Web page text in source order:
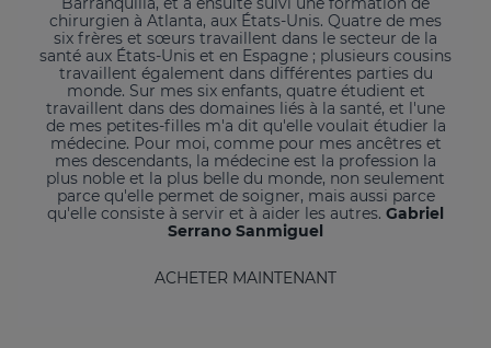
chirurgien à Atlanta, aux États-Unis. Quatre de mes
six frères et sœurs travaillent dans le secteur de la
santé aux États-Unis et en Espagne ; plusieurs cousins
travaillent également dans différentes parties du
monde. Sur mes six enfants, quatre étudient et
travaillent dans des domaines liés à la santé, et l'une
de mes petites-filles m'a dit qu'elle voulait étudier la
médecine. Pour moi, comme pour mes ancêtres et
mes descendants, la médecine est la profession la
plus noble et la plus belle du monde, non seulement
parce qu'elle permet de soigner, mais aussi parce
qu'elle consiste à servir et à aider les autres. Gabriel
Serrano Sanmiguel
ACHETER MAINTENANT